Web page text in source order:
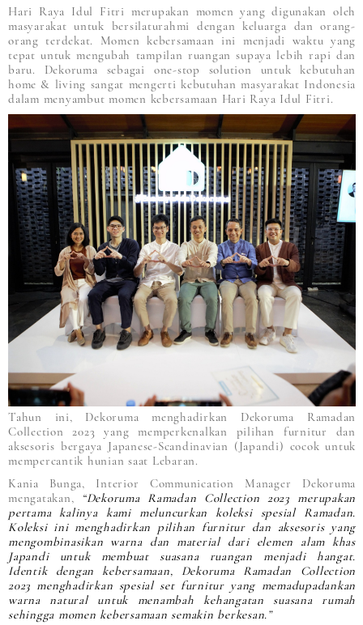
Hari Raya Idul Fitri merupakan momen yang digunakan oleh
masyarakat untuk bersilaturahmi dengan keluarga dan orang-
orang terdekat. Momen kebersamaan ini menjadi waktu yang
tepat untuk mengubah tampilan ruangan supaya lebih rapi dan
baru. Dekoruma sebagai one-stop solution untuk kebutuhan
home & living sangat mengerti kebutuhan masyarakat Indonesia
dalam menyambut momen kebersamaan Hari Raya Idul Fitri.
Tahun ini, Dekoruma menghadirkan Dekoruma Ramadan
Collection 2023 yang memperkenalkan pilihan furnitur dan
aksesoris bergaya Japanese-Scandinavian (Japandi) cocok untuk
mempercantik hunian saat Lebaran.
Kania Bunga, Interior Communication Manager Dekoruma
mengatakan,
“Dekoruma Ramadan Collection 2023 merupakan
pertama kalinya kami meluncurkan koleksi spesial Ramadan.
Koleksi ini menghadirkan pilihan furnitur dan aksesoris yang
mengombinasikan warna dan material dari elemen alam khas
Japandi untuk membuat suasana ruangan menjadi hangat.
Identik dengan kebersamaan, Dekoruma Ramadan Collection
2023 menghadirkan spesial set furnitur yang memadupadankan
warna natural untuk menambah kehangatan suasana rumah
sehingga momen kebersamaan semakin berkesan.”